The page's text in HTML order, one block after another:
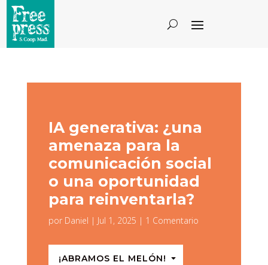
IA generativa: ¿una
amenaza para la
comunicación social
o una oportunidad
para reinventarla?
por Daniel | Jul 1, 2025 | 1 Comentario
¡ABRAMOS EL MELÓN!